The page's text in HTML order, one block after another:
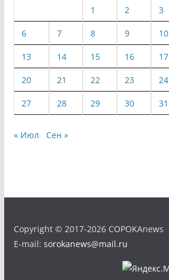
1 2 3
6 7 8 9 10
13 14 15 16 17
20 21 22 23 24
27 28 29 30 31
« Июл Сен »
Copyright © 2017-2026 COPOKAnews
E-mail: sorokanews@mail.ru